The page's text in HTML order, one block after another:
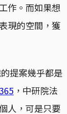
作。而如果想
現的空間，獲
提案幾乎都是
，中研院法
人，可是只要